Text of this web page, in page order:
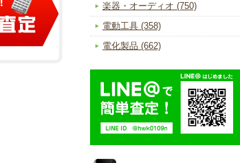
楽器・オーディオ (750)
電動工具 (358)
電化製品 (662)